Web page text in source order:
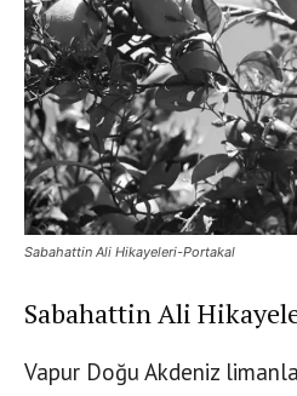
Sabahattin Ali Hikayeleri-Portakal
Sabahattin Ali
Vapur Doğu Akdeniz